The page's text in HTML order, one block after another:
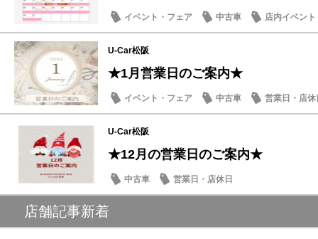
イベント・フェア 中古車 店内イベント
U-Car松阪
★1月営業日のご案内★
イベント・フェア 中古車 営業日・店休
U-Car松阪
★12月の営業日のご案内★
中古車 営業日・店休日
店舗記事新着